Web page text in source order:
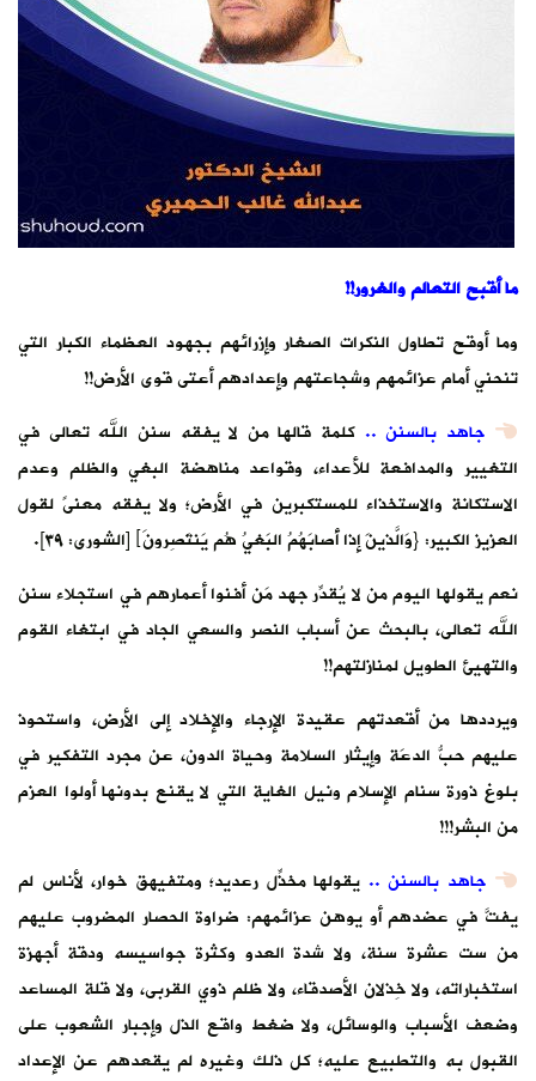
ما أقبح التعالم والغرور!!
وما أوقح تطاول النكرات الصغار وإزرائهم بجهود العظماء الكبار التي
تنحني أمام عزائمهم وشجاعتهم وإعدادهم أعتى قوى الأرض!!
جاهد بالسنن .. كلمة قالها من لا يفقه سنن الله تعالى في
التغيير والمدافعة للأعداء، وقواعد مناهضة البغي والظلم وعدم
الاستكانة والاستخذاء للمستكبرين في الأرض؛ ولا يفقه معنىً لقول
العزيز الكبير: {وَالَّذينَ إِذا أَصابَهُمُ البَغيُ هُم يَنتَصِرونَ﴾ [الشورى: ٣٩].
نعم يقولها اليوم من لا يُقدِّر جهد مَن أفنوا أعمارهم في استجلاء سنن
الله تعالى، بالبحث عن أسباب النصر والسعي الجاد في ابتغاء القوم
والتهيئ الطويل لمنازلتهم!!
ويرددها من أقعدتهم عقيدة الإرجاء والإخلاد إلى الأرض، واستحوذ
عليهم حبُّ الدعَة وإيثار السلامة وحياة الدون، عن مجرد التفكير في
بلوغ ذورة سنام الإسلام ونيل الغاية التي لا يقنع بدونها أولوا العزم
من البشر!!!
جاهد بالسنن .. يقولها مخذِّل رعديد؛ ومتفيهق خوار، لأناس لم
يفتَّ في عضدهم أو يوهن عزائمهم: ضراوة الحصار المضروب عليهم
من ست عشرة سنة، ولا شدة العدو وكثرة جواسيسه ودقة أجهزة
استخباراته، ولا خِذلان الأصدقاء، ولا ظلم ذوي القربى، ولا قلة المساعد
وضعف الأسباب والوسائل، ولا ضغط واقع الذل وإجبار الشعوب على
القبول به والتطبيع عليه؛ كل ذلك وغيره لم يقعدهم عن الإعداد